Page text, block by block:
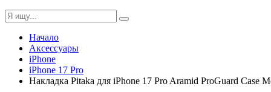
Начало
Аксессуары
iPhone
iPhone 17 Pro
Накладка Pitaka для iPhone 17 Pro Aramid ProGuard Case